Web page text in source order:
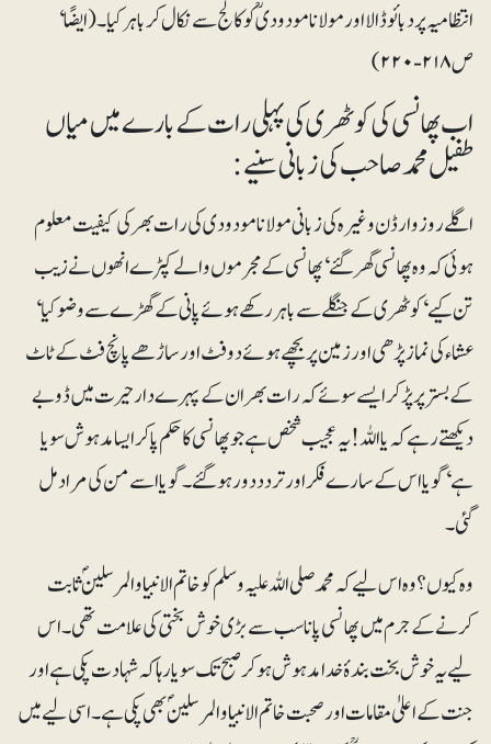
انتظامیہ پر دبائو ڈالا اور مولانا مودودیؒ کو کالج سے نکال کر باہر کیا۔ (ایضًا‘
ص ۲۱۸-۲۲۰)
اب پھانسی کی کوٹھری کی پہلی رات کے بارے میں میاں
طفیل محمد صاحب کی زبانی سنیے:
اگلے روز وارڈن وغیرہ کی زبانی مولانا مودودی کی رات بھر کی کیفیت معلوم
ہوئی کہ وہ پھانسی گھر گئے‘ پھانسی کے مجرموں والے کپڑے انھوں نے زیب
تن کیے‘ کوٹھری کے جنگلے سے باہر رکھے ہوئے پانی کے گھڑے سے وضو کیا‘
عشاء کی نماز پڑھی اور زمین پر بچھے ہوئے دو فٹ اور ساڑھے پانچ فٹ کے ٹاٹ
کے بستر پر پڑ کر ایسے سوئے کہ رات بھر ان کے پہرے دار حیرت میں ڈوبے
دیکھتے رہے کہ یا اللہ! یہ عجیب شخص ہے جو پھانسی کا حکم پا کر ایسا مدہوش سویا
ہے‘ گویا اس کے سارے فکر اور تردد دور ہو گئے۔ گویا اسے من کی مراد مل
گئی۔
وہ کیوں؟ وہ اس لیے کہ محمد صلی اللہ علیہ وسلم کو خاتم الانبیا والمرسلینؐ ثابت
کرنے کے جرم میں پھانسی پانا سب سے بڑی خوش بختی کی علامت تھی۔ اس
لیے یہ خوش بخت بندۂ خدا مدہوش ہو کر صبح تک سویا رہا کہ شہادت پکی ہے اور
جنت کے اعلیٰ مقامات اور صحبت خاتم الانبیا و المرسلینؐ بھی پکی ہے۔ اسی لیے میں